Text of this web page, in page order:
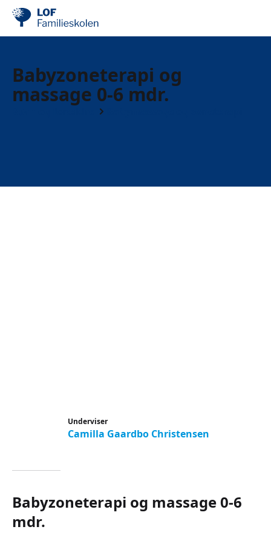
Babyzoneterapi og
massage 0-6 mdr.
Underviser
Camilla Gaardbo Christensen
Babyzoneterapi og massage 0-6
mdr.